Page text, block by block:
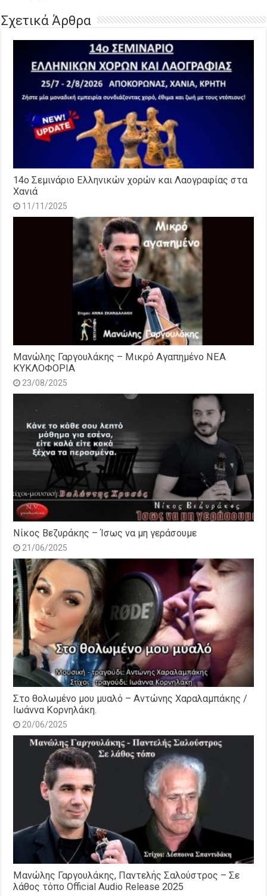
Σχετικά Άρθρα
14o Σεμινάριο Ελληνικών χορών και Λαογραφίας στα
Χανιά
11/11/2025
Μανώλης Γαργουλάκης – Μικρό Αγαπημένο NEΑ
ΚΥΚΛΟΦΟΡΙΑ
23/08/2025
Νίκος Βεζυράκης – Ίσως να μη γεράσουμε
21/06/2025
Στο θολωμένο μου μυαλό – Αντώνης Χαραλαμπάκης /
Ιωάννα Κορνηλάκη.
20/06/2025
Μανώλης Γαργουλάκης, Παντελής Σαλούστρος – Σε
λάθος τόπο Official Audio Release 2025